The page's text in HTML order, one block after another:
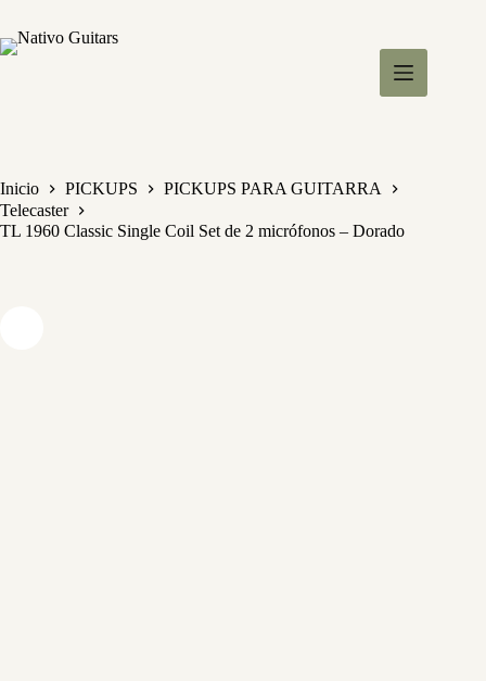
a
o
n
Inicio PICKUPS
PICKUPS PARA GUITARRA
Telecaster
TL 1960 Classic Single Coil Set de 2 micrófonos – Dorado